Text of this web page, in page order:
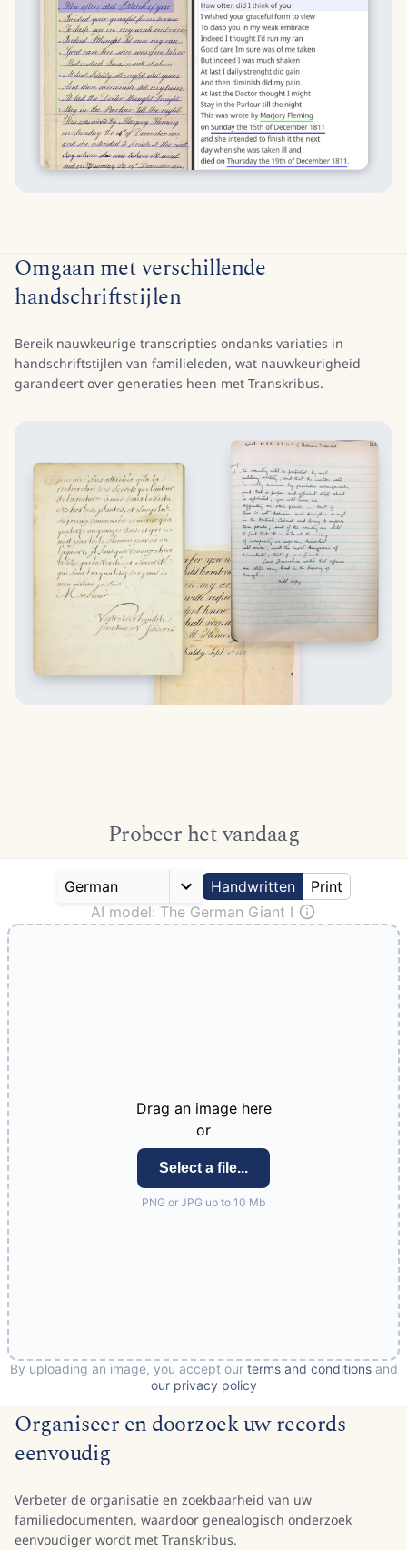
Omgaan met verschillende
handschriftstijlen
Bereik nauwkeurige transcripties ondanks variaties in
handschriftstijlen van familieleden, wat nauwkeurigheid
garandeert over generaties heen met Transkribus.
Probeer het vandaag
Organiseer en doorzoek uw records
eenvoudig
Verbeter de organisatie en zoekbaarheid van uw
familiedocumenten, waardoor genealogisch onderzoek
eenvoudiger wordt met Transkribus.